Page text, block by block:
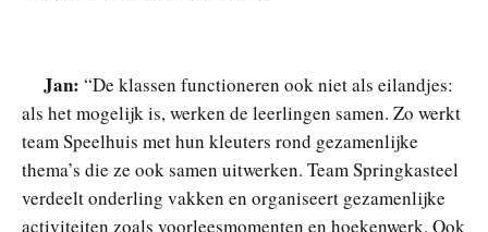
Jan: “De klassen functioneren ook niet als eilandjes:
als het mogelijk is, werken de leerlingen samen. Zo werkt
team Speelhuis met hun kleuters rond gezamenlijke
thema’s die ze ook samen uitwerken. Team Springkasteel
verdeelt onderling vakken en organiseert gezamenlijke
activiteiten zoals voorleesmomenten en hoekenwerk. Ook